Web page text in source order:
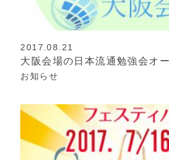
2017.08.21
大阪会場の日本流通勉強会オ
お知らせ